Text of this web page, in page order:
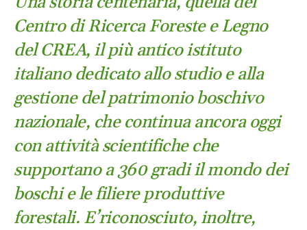
Centro di Ricerca Foreste e Legno
del CREA, il più antico istituto
italiano dedicato allo studio e alla
gestione del patrimonio boschivo
nazionale, che continua ancora oggi
con attività scientifiche che
supportano a 360 gradi il mondo dei
boschi e le filiere produttive
forestali. E’riconosciuto, inoltre,